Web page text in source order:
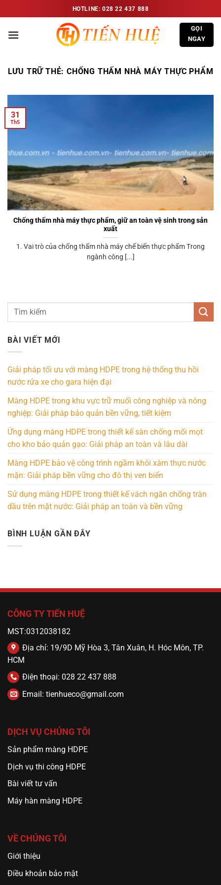
qua
nội
HOTLINE: 028 22 437 888
GỌI
NGAY
LƯU TRỮ THẺ: CHỐNG THẤM NHÀ MÁY THỰC PHẨM
Chống thấm nhà máy thực phẩm, giữ an toàn vệ sinh trong sản
xuất
1. Vai trò của chống thấm nhà máy chế biến thực phẩm Trong
ngành công [...]
31
Th5
BÀI VIẾT MỚI
Giải pháp tối ưu với màng HDPE trong hệ thống thu hồi
nước rửa xe cho gara hiện đại
Màng HDPE trong khu vực trữ muối công nghiệp và nông
nghiệp: Giải pháp bảo quản bền vững, tiết kiệm
Ứng dụng màng HDPE trong thiết kế sàn chống mối mọt
cho kho bảo quản gạo: Giải pháp an toàn và lâu dài
Màng HDPE bảo vệ công trình ngầm khỏi xâm thực nước
mặn: Giải pháp bền vững cho đô thị ven biển
Sử dụng màng HDPE trong thiết kế vách ngăn chống tràn
dầu trên mặt nước: Giải pháp an toàn và bền vững
BÌNH LUẬN GẦN ĐÂY
CÔNG TY TIẾN HUỆ
MST:0312038182
Địa chỉ: 19/9D Mỹ Hòa 3, Tân Xuân, H. Hóc Môn, TP.
HCM
Điện thoại: 028 22 437 888
Email: tienhueco@gmail.com
DỊCH VỤ CHÚNG TÔI
Sản phẩm màng HDPE
Dịch vụ thi công HDPE
Bài viết tư vấn
Máy hàn màng HDPE
VỀ CHÚNG TÔI
Giới thiệu
Điều khoản bảo mật